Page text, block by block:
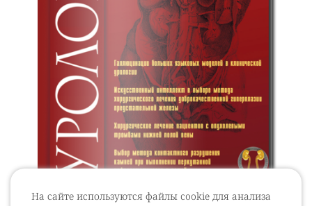
На сайте используются файлы cookie для анализа
Журнал "Экспериментальная и